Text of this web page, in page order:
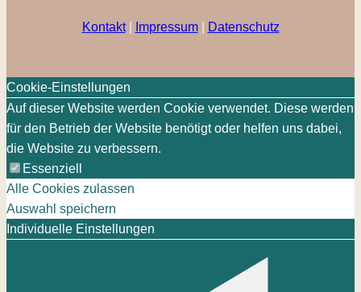
Kontakt| Impressum| Datenschutz
Cookie-Einstellungen
Auf dieser Website werden Cookie verwendet. Diese werden
für den Betrieb der Website benötigt oder helfen uns dabei,
die Website zu verbessern.
Essenziell
Alle Cookies zulassen
Auswahl speichern
Individuelle Einstellungen